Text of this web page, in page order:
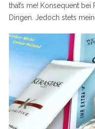
that’s me! Konsequent
Dingen. Jedoch stets